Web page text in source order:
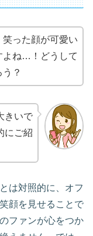
った顔が可愛い
よね…！どうして
？
きいで
にご紹
は対照的に、オフ
顔を見せることで
ファンが心をつか